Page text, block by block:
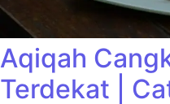
Aqiqah
Terdekat |